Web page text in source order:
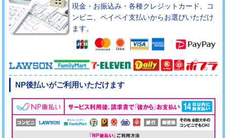
現金・お振込み・各種クレジットカード、コ
ンビニ、ペイペイ支払いからお選びいただけ
ます。
NP後払いがご利用いただけます